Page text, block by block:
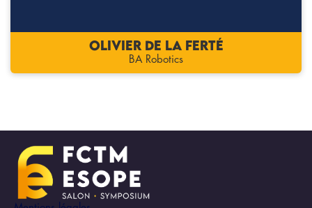
Olivier DE LA FERTÉ
BA Robotics